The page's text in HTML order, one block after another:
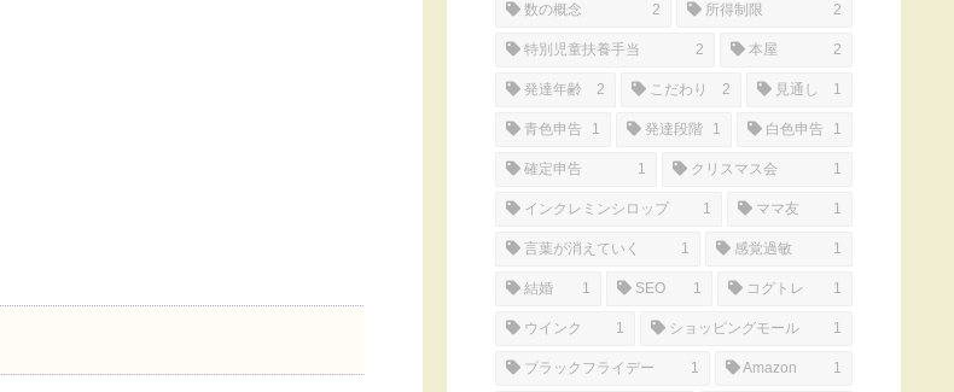
数の概念 2 所得制限 2
特別児童扶養手当 2 本屋 2
発達年齢 2 こだわり 2 見通し 1
青色申告 1 発達段階 1 白色申告 1
確定申告 1 クリスマス会 1
インクレミンシロップ 1 ママ友 1
言葉が消えていく 1 感覚過敏 1
結婚 1 SEO 1 コグトレ 1
ウインク 1 ショッピングモール 1
ブラックフライデー 1 Amazon 1